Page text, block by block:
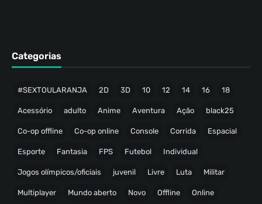
Categorias
#SEXTOULARANJA 2D 3D 10 12 14 16 18
Acessório adulto Anime Aventura Ação black25
Co-op offline Co-op online Console Corrida Espacial
Esporte Fantasia FPS Futebol Individual
Jogos olímpicos/oficiais juvenil Livre Luta Militar
Multiplayer Mundo aberto Novo Offline Online